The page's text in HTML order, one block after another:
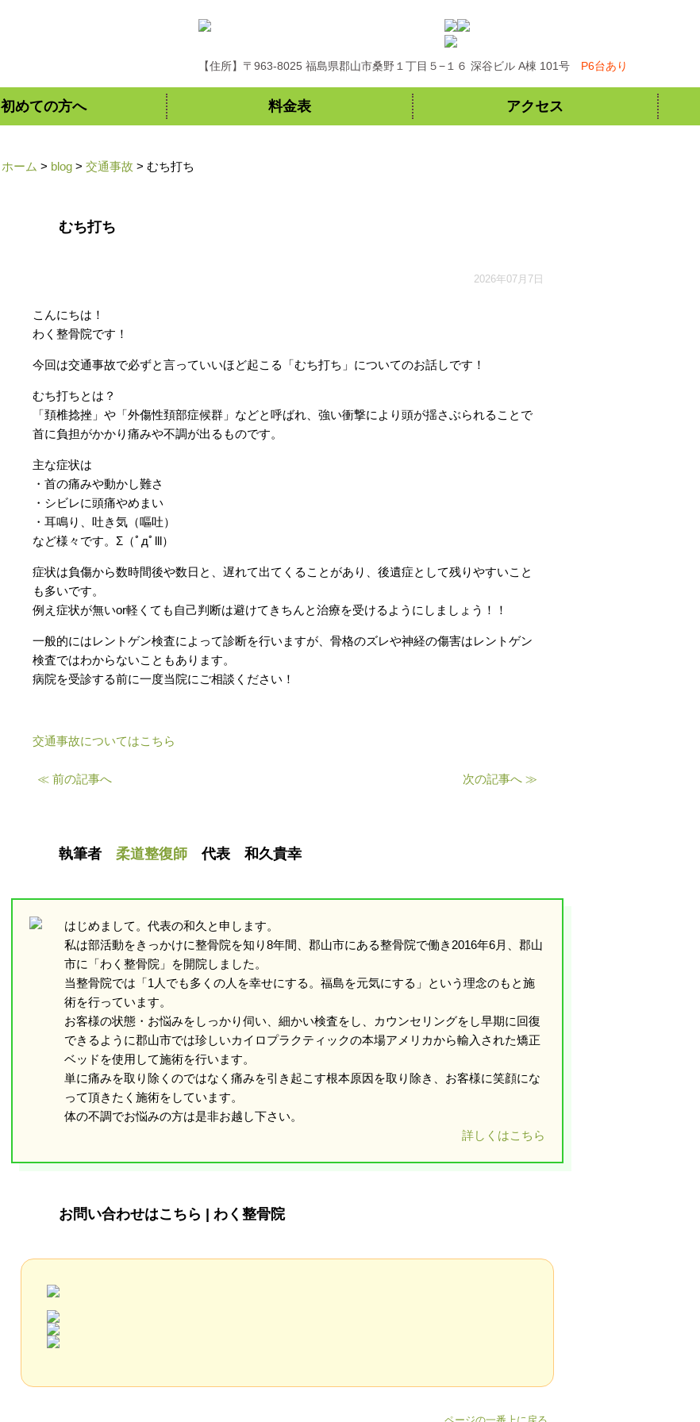
【住所】〒963-8025 福島県郡山市桑野１丁目５−１６ 深谷ビル A棟 101号 P6台あり
初めての方へ 料金表 アクセス
ホーム > blog > 交通事故 > むち打ち
むち打ち
2026年07月7日
こんにちは！
わく整骨院です！
今回は交通事故で必ずと言っていいほど起こる「むち打ち」についてのお話しです！
むち打ちとは？
「頚椎捻挫」や「外傷性頚部症候群」などと呼ばれ、強い衝撃により頭が揺さぶられることで
首に負担がかかり痛みや不調が出るものです。
主な症状は
・首の痛みや動かし難さ
・シビレに頭痛やめまい
・耳鳴り、吐き気（嘔吐）
など様々です。Σ（ﾟдﾟlll）
症状は負傷から数時間後や数日と、遅れて出てくることがあり、後遺症として残りやすいこと
も多いです。
例え症状が無いor軽くても自己判断は避けてきちんと治療を受けるようにしましょう！！
一般的にはレントゲン検査によって診断を行いますが、骨格のズレや神経の傷害はレントゲン
検査ではわからないこともあります。
病院を受診する前に一度当院にご相談ください！
交通事故についてはこちら
≪ 前の記事へ 次の記事へ ≫
執筆者 柔道整復師 代表 和久貴幸
はじめまして。代表の和久と申します。
私は部活動をきっかけに整骨院を知り8年間、郡山市にある整骨院で働き2016年6月、郡山
市に「わく整骨院」を開院しました。
当整骨院では「1人でも多くの人を幸せにする。福島を元気にする」という理念のもと施
術を行っています。
お客様の状態・お悩みをしっかり伺い、細かい検査をし、カウンセリングをし早期に回復
できるように郡山市では珍しいカイロプラクティックの本場アメリカから輸入された矯正
ベッドを使用して施術を行います。
単に痛みを取り除くのではなく痛みを引き起こす根本原因を取り除き、お客様に笑顔にな
って頂きたく施術をしています。
体の不調でお悩みの方は是非お越し下さい。
詳しくはこちら
お問い合わせはこちら | わく整骨院